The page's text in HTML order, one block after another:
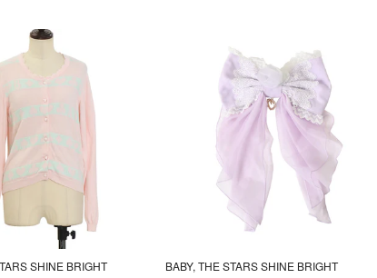
SHINE BRIGHT
BABY, THE STARS SHINE BRIGHT